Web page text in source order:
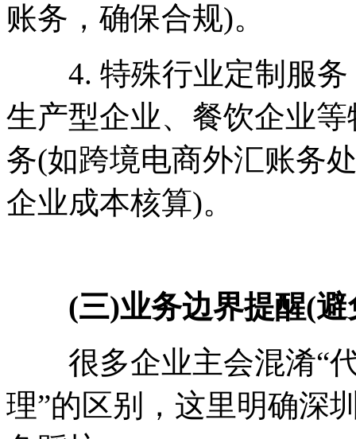
账务，确保合规)。
4. 特殊行业定制服务
生产型企业、餐饮企业
务(如跨境电商外汇账务
企业成本核算)。
(三)业务边界提醒(避
很多企业主会混淆“代
理”的区别，这里明确深